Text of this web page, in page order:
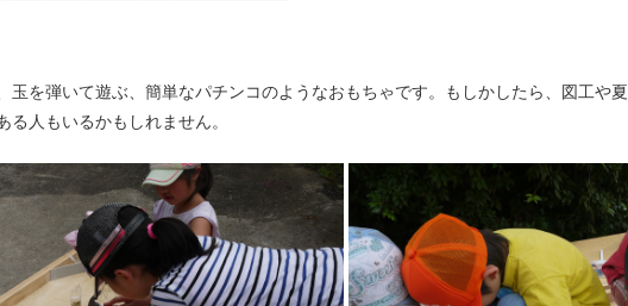
玉を弾いて遊ぶ、簡単なパチンコのようなおもちゃです。もしかしたら、図工や夏
人もいるかもしれません。